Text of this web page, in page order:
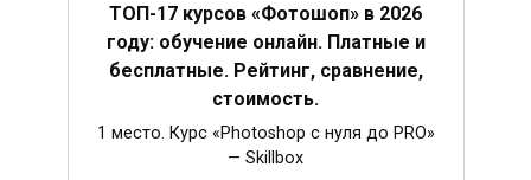
ТОП-17 курсов «Фотошоп» в 2026
году: обучение онлайн. Платные и
бесплатные. Рейтинг, сравнение,
стоимость.
1 место. Курс «Photoshop с нуля до PRO»
— Skillbox